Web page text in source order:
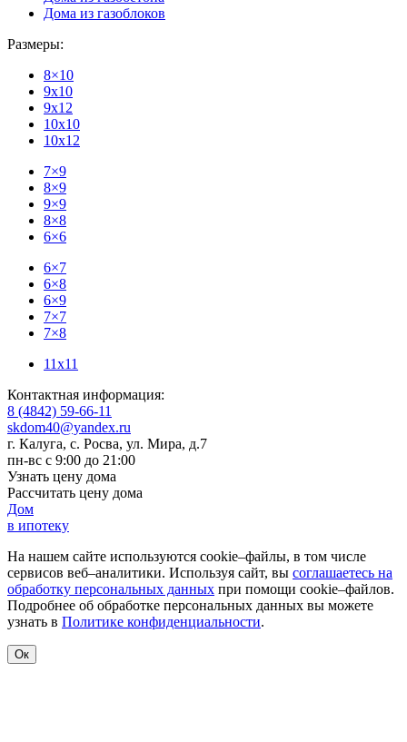
Дома из газоблоков
Размеры:
8×10
9x10
9x12
10x10
10x12
7×9
8×9
9×9
8×8
6×6
6×7
6×8
6×9
7×7
7×8
11x11
Контактная информация:
8 (4842) 59-66-11
skdom40@yandex.ru
г. Калуга, с. Росва, ул. Мира, д.7
пн-вс с 9:00 до 21:00
Узнать цену дома
Рассчитать цену дома
Дом
в ипотеку
На нашем сайте используются cookie–файлы, в том числе
сервисов веб–аналитики. Используя сайт, вы соглашаетесь на
обработку персональных данных при помощи cookie–файлов.
Подробнее об обработке персональных данных вы можете
узнать в Политике конфиденциальности.
Ок